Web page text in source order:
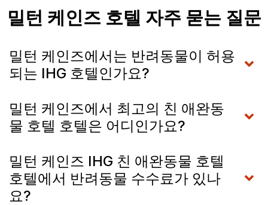
밀턴 케인즈 호텔 자주 묻는 질문
밀턴 케인즈에서는 반려동물이 허용
되는 IHG 호텔인가요?
밀턴 케인즈에서 최고의 친 애완동
물 호텔 호텔은 어디인가요?
밀턴 케인즈 IHG 친 애완동물 호텔
호텔에서 반려동물 수수료가 있나
요?